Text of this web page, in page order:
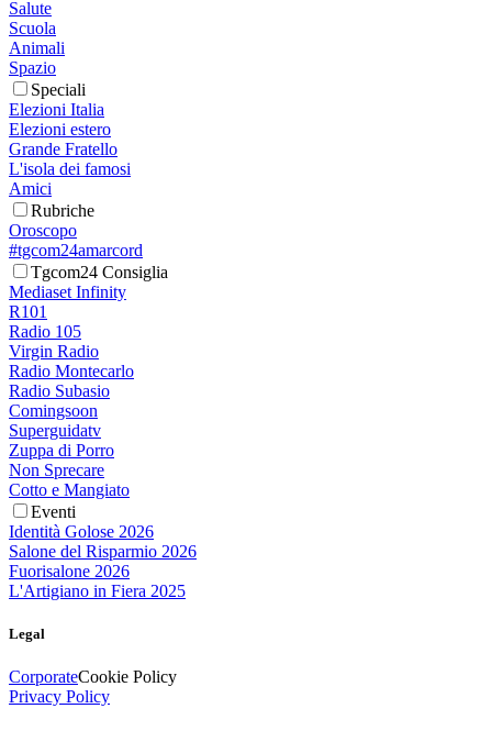
Salute
Scuola
Animali
Spazio
Speciali
Elezioni Italia
Elezioni estero
Grande Fratello
L'isola dei famosi
Amici
Rubriche
Oroscopo
#tgcom24amarcord
Tgcom24 Consiglia
Mediaset Infinity
R101
Radio 105
Virgin Radio
Radio Montecarlo
Radio Subasio
Comingsoon
Superguidatv
Zuppa di Porro
Non Sprecare
Cotto e Mangiato
Eventi
Identità Golose 2026
Salone del Risparmio 2026
Fuorisalone 2026
L'Artigiano in Fiera 2025
Legal
CorporateCookie Policy
Privacy Policy